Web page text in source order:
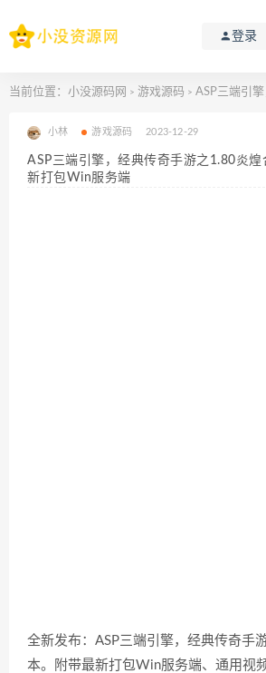
登录
当前位置： 小没源码网 > 游戏源码 > ASP三端引擎，经典传奇手
小林 游戏源码 2023-12-29
ASP三端引擎，经典传奇手游之1.80炎
新打包Win服务端
全新发布：ASP三端引擎，经典传奇手
本。附带最新打包Win服务端、通用视